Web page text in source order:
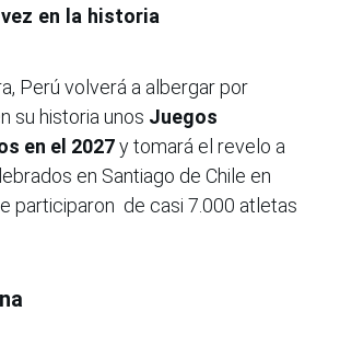
en la historia
Perú volverá a albergar por
su historia unos Juegos
en el 2027y tomará el revelo a
en Santiago de Chile en
participaron de casi 7.000 atletas